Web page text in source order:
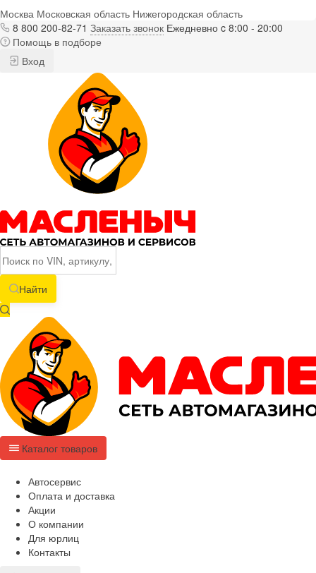
Москва Московская область Нижегородская область
8 800 200-82-71 Заказать звонок Ежедневно c 8:00 - 20:00
Помощь в подборе
Вход
Найти
Каталог товаров
Автосервис
Оплата и доставка
Акции
О компании
Для юрлиц
Контакты